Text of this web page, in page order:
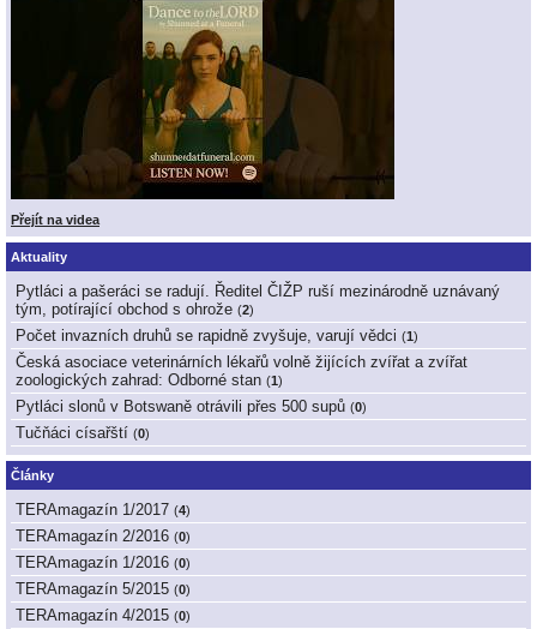
Přejít na videa
Aktuality
Pytláci a pašeráci se radují. Ředitel ČIŽP ruší mezinárodně uznávaný
tým, potírající obchod s ohrože (2)
Počet invazních druhů se rapidně zvyšuje, varují vědci (1 )
Česká asociace veterinárních lékařů volně žijících zvířat a zvířat
zoologických zahrad: Odborné stan (1 )
Pytláci slonů v Botswaně otrávili přes 500 supů (0)
Tučňáci císařští (0)
Články
TERAmagazín 1/2017 (4)
TERAmagazín 2/2016 (0)
TERAmagazín 1/2016 (0)
TERAmagazín 5/2015 (0)
TERAmagazín 4/2015 (0)